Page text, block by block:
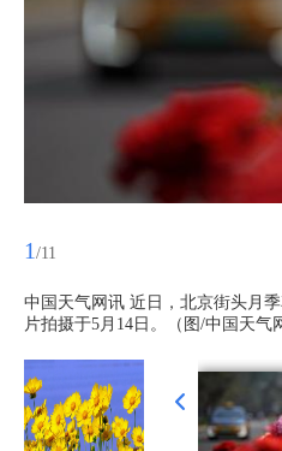
1 /11
中国天气网讯 近日，北京街头月
片拍摄于5月14日。（图/中国天气